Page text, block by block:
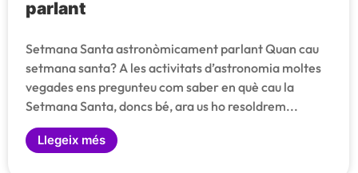
parlant
Setmana Santa astronòmicament parlant Quan cau
setmana santa? A les activitats d’astronomia moltes
vegades ens pregunteu com saber en què cau la
Setmana Santa, doncs bé, ara us ho resoldrem...
Llegeix més